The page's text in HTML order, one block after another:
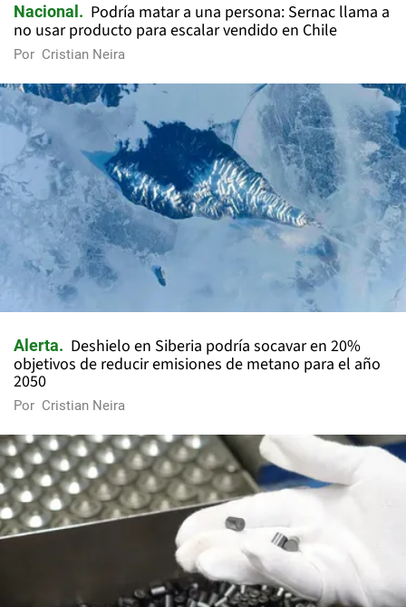
Nacional
Podría matar a una persona: Sernac llama a
no usar producto para escalar vendido en Chile
Por Cristian Neira
Alerta
Deshielo en Siberia podría socavar en 20%
objetivos de reducir emisiones de metano para el año
2050
Por Cristian Neira